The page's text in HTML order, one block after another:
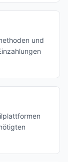
und